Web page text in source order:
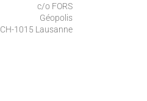
c/o FORS
Géopolis
CH-1015 Lausanne